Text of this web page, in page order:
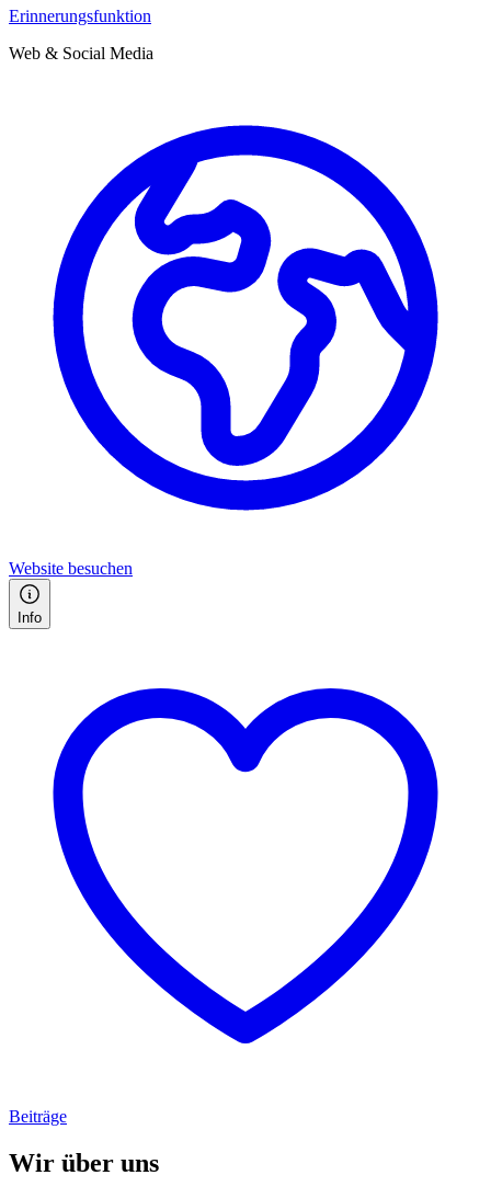
Erinnerungsfunktion
Web & Social Media
Website besuchen
Info
Beiträge
Wir über uns